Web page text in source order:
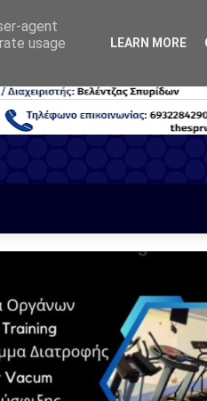
agent
usage
LEARN MORE